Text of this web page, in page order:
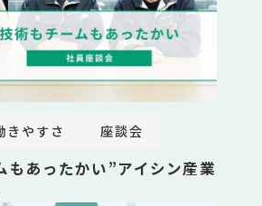
きやすさ 座談会
もあったかい”アイシン産業